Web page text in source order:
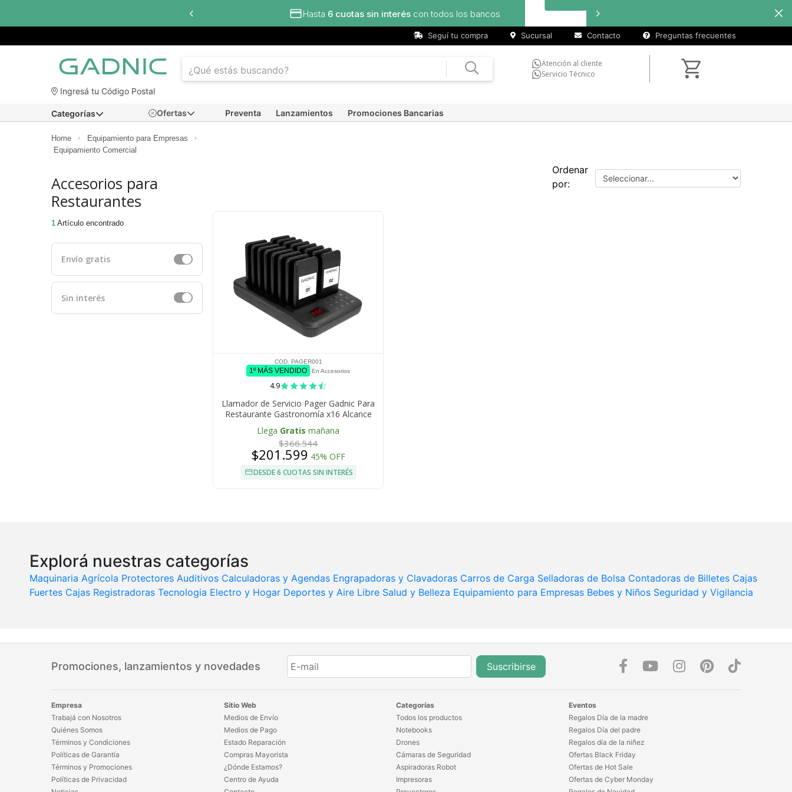
Hasta 6 cuotas sin interés con todos los bancos
Seguí tu compra Sucursal Contacto Preguntas frecuentes
Atención al cliente
Servicio Técnico
Ingresá tu Código Postal
Ofertas Preventa Lanzamientos Promociones Bancarias
Categorías
Home
Equipamiento para Empresas
Equipamiento Comercial
Accesorios para
Restaurantes
1 Artículo encontrado
Envío gratis
Sin interés
Ordenar
por:
COD. PAGER001
1º MÁS VENDIDO En Accesorios
4.9
Llamador de Servicio Pager Gadnic Para
Restaurante Gastronomía x16 Alcance
800m
Llega Gratis mañana
$366.544
$201.599 45% OFF
DESDE 6 CUOTAS SIN INTERÉS
Explorá nuestras categorías
Maquinaria Agrícola Protectores Auditivos Calculadoras y Agendas Engrapadoras y Clavadoras Carros de Carga Selladoras de Bolsa Contadoras de Billetes Cajas
Fuertes Cajas Registradoras Tecnologia Electro y Hogar Deportes y Aire Libre Salud y Belleza Equipamiento para Empresas Bebes y Niños Seguridad y Vigilancia
Promociones, lanzamientos y novedades Suscribirse
Empresa
Trabajá con Nosotros
Quiénes Somos
Términos y Condiciones
Políticas de Garantía
Términos y Promociones
Políticas de Privacidad
Sitio Web
Medios de Envío
Medios de Pago
Estado Reparación
Compras Mayorista
¿Dónde Estamos?
Centro de Ayuda
Categorías
Todos los productos
Notebooks
Drones
Cámaras de Seguridad
Aspiradoras Robot
Impresoras
Eventos
Regalos Día de la madre
Regalos Día del padre
Regalos día de la niñez
Ofertas Black Friday
Ofertas de Hot Sale
Ofertas de Cyber Monday